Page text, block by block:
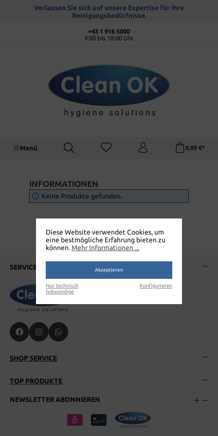
springenVerlassen Sie sich auf unsere Expertise für Ihre
Reinigungsbedürfnisse.
+43 1 916 5000
9:00 bis 18:00 Uhr
Menü 0,00 €*
INFORMATIONEN
Keine Produkte gefunden.
SERVICE-HOTLINE
SHOP SERVICE
TOP PRODUKTE
NEWSLETTER ABONNIEREN
Diese Website verwendet Cookies, um
eine bestmögliche Erfahrung bieten zu
können. Mehr Informationen ...
Akzeptieren
Nur technisch
notwendige
Konfigurieren